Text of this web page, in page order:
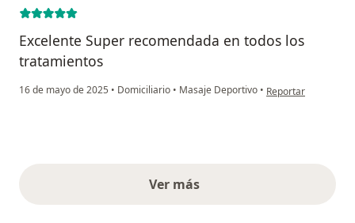
Excelente Super recomendada en todos los
tratamientos
16 de mayo de 2025 • Domiciliario • Masaje Deportivo • en opinión del
Reportar
Ver másopiniones anteriores